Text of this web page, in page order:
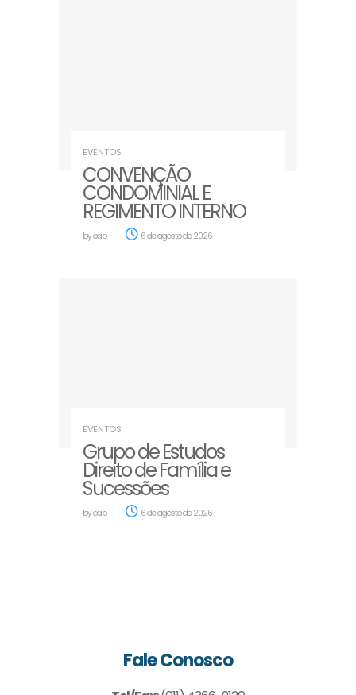
EVENTOS
CONVENÇÃO
CONDOMINIAL E
REGIMENTO INTERNO
byoab 6 de agosto de 2026
EVENTOS
Grupo de Estudos
Direito de Família e
Sucessões
byoab 6 de agosto de 2026
Fale Conosco